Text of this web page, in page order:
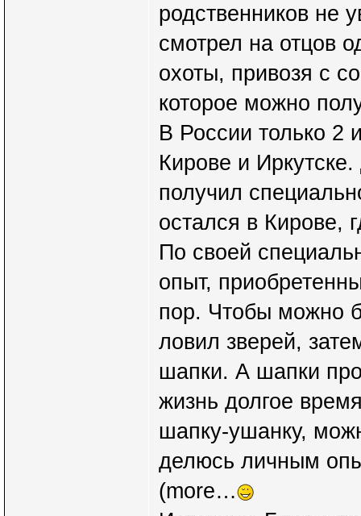
родственников не
смотрел на отцов
охоты, привозя с
которое можно
В России только 2
Кирове и
получил
остался в Кирове,
По своей
опыт,
пор. Чтобы можно
ловил зверей,
шапки. А шапки
жизнь долгое
шапку-ушанку,
делюсь личным
(more…